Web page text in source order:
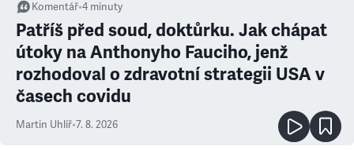
Komentář•4 minuty
Patříš před soud, doktůrku. Jak chápat
útoky na Anthonyho Fauciho, jenž
rozhodoval o zdravotní strategii USA v
časech covidu
Martin Uhlíř•7. 8. 2026